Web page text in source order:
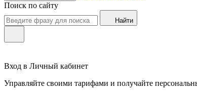
Поиск по сайту
Найти
Вход в Личный кабинет
Управляйте своими тарифами и получайте